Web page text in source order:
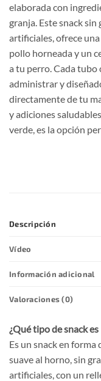
elaborada con
granja. Este snack
artificiales, ofrece
pollo horneada y un
a tu perro. Cada
administrar y
directamente de tu
y adiciones
verde, es la opción
Descripción
Vídeo
Información adicional
Valoraciones (0)
¿Qué tipo de snack
Es un snack en
suave al horno, sin
artificiales, con un